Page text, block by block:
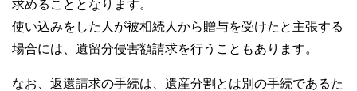
求めることとなります。
使い込みをした人が被相続人から贈与を受けたと主張する
場合には、遺留分侵害額請求を行うこともあります。
なお、返還請求の手続は、遺産分割とは別の手続であるた